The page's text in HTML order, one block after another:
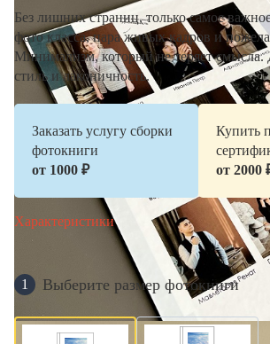
Без лишних страниц, только самое
фото класса, пара живых кадров и
Минимализм, который не теряет смысла.
стиль и лаконичность.
Заказать услугу сборки
фотокниги
от 1000 ₽
Купить
от 2000
Характеристики
1 Выберите размер фотокниги